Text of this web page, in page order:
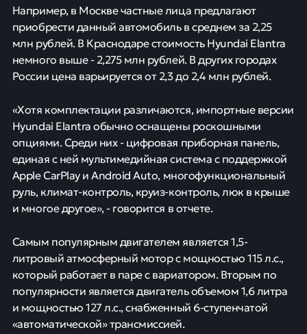
Например, в Москве частные лица предлагают
приобрести данный автомобиль в среднем за 2,25
млн рублей. В Краснодаре стоимость Hyundai Elantra
немного выше - 2,275 млн рублей. В других городах
России цена варьируется от 2,3 до 2,4 млн рублей.
«Хотя комплектации различаются, импортные версии
Hyundai Elantra обычно оснащены роскошными
опциями. Среди них - цифровая приборная панель,
единая с ней мультимедийная система с поддержкой
Apple CarPlay и Android Auto, многофункциональный
руль, климат-контроль, круиз-контроль, люк в крыше
и многое другое», - говорится в отчете.
Самым популярным двигателем является 1,5-
литровый атмосферный мотор с мощностью 115 л.с.,
который работает в паре с вариатором. Вторым по
популярности является двигатель объемом 1,6 литра
и мощностью 127 л.с., снабженный 6-ступенчатой
«автоматической» трансмиссией.